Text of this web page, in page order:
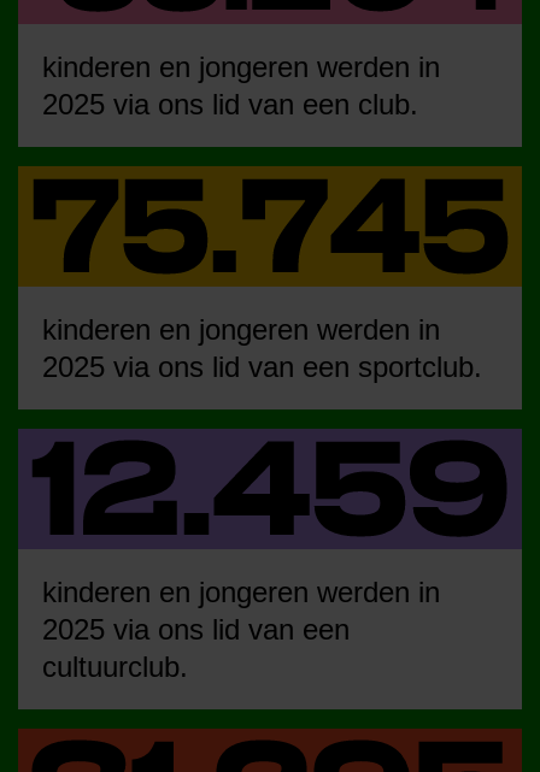
kinderen en jongeren werden in
2025 via ons lid van een club.
kinderen en jongeren werden in
2025 via ons lid van een sportclub.
kinderen en jongeren werden in
2025 via ons lid van een
cultuurclub.